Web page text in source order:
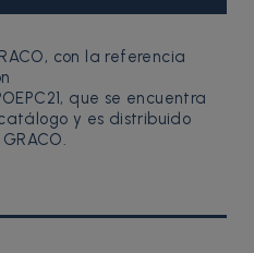
con la referencia
que se encuentra
y es distribuido